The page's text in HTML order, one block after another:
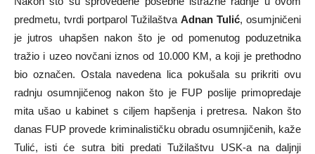
predmetu, tvrdi portparol Tužilaštva Adnan Tulić, osumjničeni
je jutros uhapšen nakon što je od pomenutog poduzetnika
tražio i uzeo novčani iznos od 10.000 KM, a koji je prethodno
bio označen. Ostala navedena lica pokušala su prikriti ovu
radnju osumnjičenog nakon što je FUP poslije primopredaje
mita ušao u kabinet s ciljem hapšenja i pretresa. Nakon što
danas FUP provede kriminalističku obradu osumnjičenih, kaže
Tulić, isti će sutra biti predati Tužilaštvu USK-a na daljnji